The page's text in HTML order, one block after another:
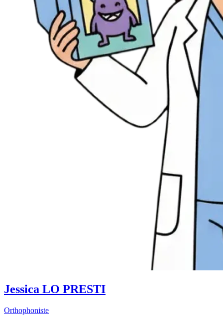
Jessica LO PRESTI
Orthophoniste